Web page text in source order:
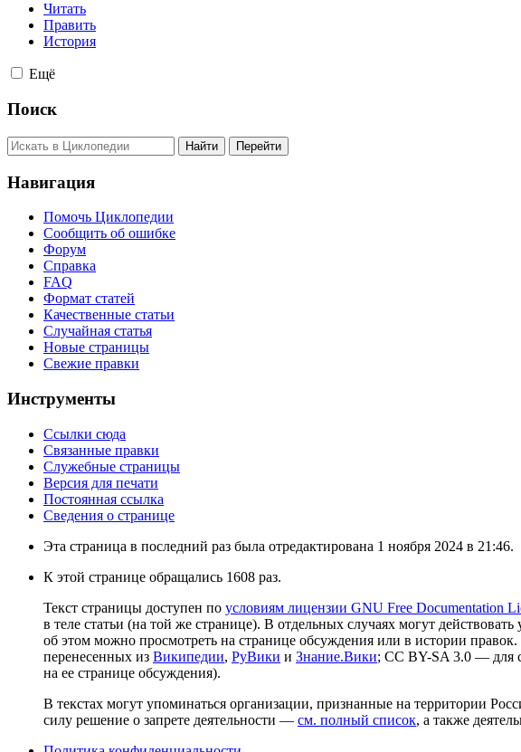
Читать
Править
История
Ещё
Поиск
Навигация
Помочь Циклопедии
Сообщить об ошибке
Форум
Справка
FAQ
Формат статей
Качественные статьи
Случайная статья
Новые страницы
Свежие правки
Инструменты
Ссылки сюда
Связанные правки
Служебные страницы
Версия для печати
Постоянная ссылка
Сведения о странице
Эта страница в последний раз была отредактирована 1 ноября 2024 в 21:46.
К этой странице обращались 1608 раз.
Текст страницы доступен по условиям лицензии GNU Free Documentation
в теле статьи (на той же странице). В отдельных случаях могут
об этом можно просмотреть на странице обсуждения или в истории
перенесенных из Википедии, РуВики и Знание.Вики; CC BY-SA 3.0 — для
на ее странице обсуждения).
В текстах могут упоминаться организации, признанные на территории
силу решение о запрете деятельности — см. полный список, а также